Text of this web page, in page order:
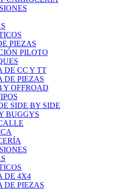
PIEZAS
PILOTO
DE CC Y TT
DE PIEZAS
Y OFFROAD
SIDE BY SIDE
BUGGYS
DE 4X4
DE PIEZAS